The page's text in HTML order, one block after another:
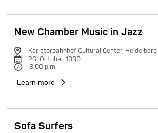
New Chamber Music in Jazz
Karlstorbahnhof Cultural Center, Heidelberg
26. October 1999
8:00 p.m.
Learn more
Sofa Surfers